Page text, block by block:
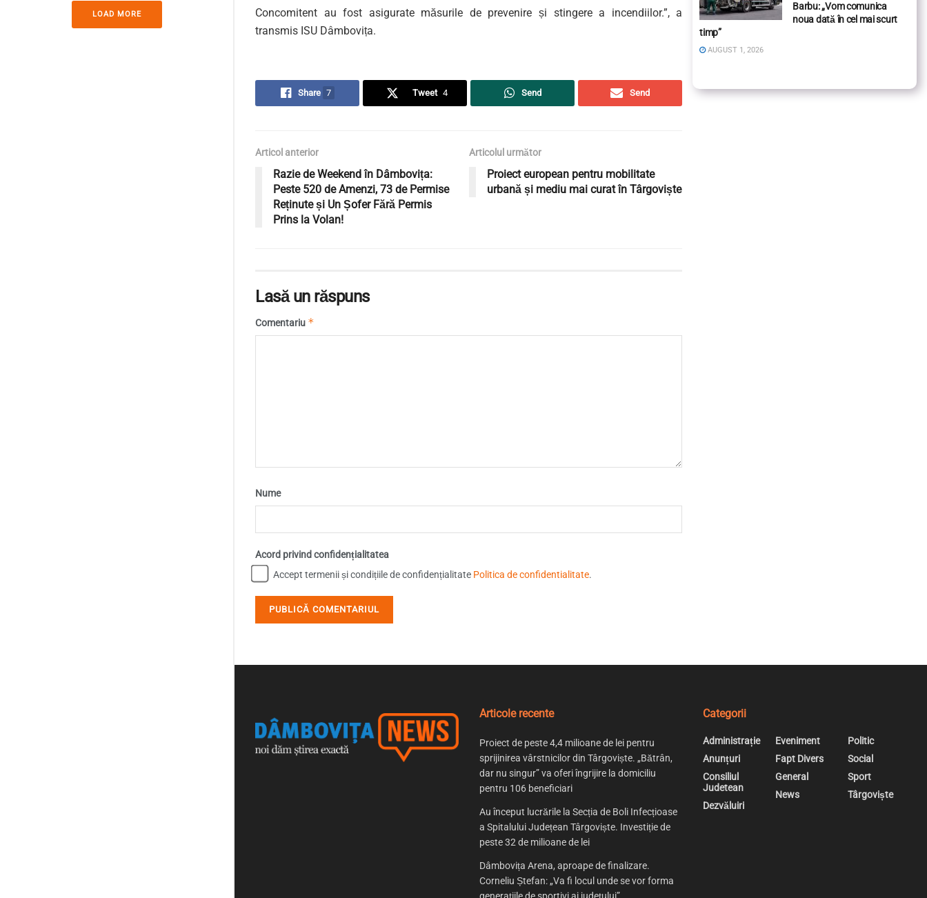
LOAD MORE
Concomitent au fost asigurate măsurile de prevenire și stingere a incendiilor.”, a
transmis ISU Dâmbovița.
Share 7 Tweet 4 Send Send
Articol anterior
Razie de Weekend în Dâmbovița:
Peste 520 de Amenzi, 73 de Permise
Reținute și Un Șofer Fără Permis
Prins la Volan!
Articolul următor
Proiect european pentru mobilitate
urbană și mediu mai curat în Târgoviște
Lasă un răspuns
Comentariu *
Nume
Acord privind confidențialitatea
Accept termenii și condițiile de confidențialitate Politica de confidentialitate.
Barbu: „Vom comunica
noua dată în cel mai scurt
timp”
AUGUST 1, 2026
Articole recente
Proiect de peste 4,4 milioane de lei pentru
sprijinirea vârstnicilor din Târgoviște. „Bătrân,
dar nu singur” va oferi îngrijire la domiciliu
pentru 106 beneficiari
Au început lucrările la Secția de Boli Infecțioase
a Spitalului Județean Târgoviște. Investiție de
peste 32 de milioane de lei
Dâmbovița Arena, aproape de finalizare.
Corneliu Ștefan: „Va fi locul unde se vor forma
Categorii
Administrație
Anunțuri
Consiliul
Judetean
Dezvăluiri
Eveniment
Fapt Divers
General
News
Politic
Social
Sport
Târgoviște